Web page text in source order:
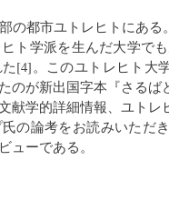
の都市ユトレヒトにある
ト学派を生んだ大学で
[4]。このユトレヒト大
のが新出国字本『さる
献学的詳細情報、ユト
の論考をお読みいただ
ューである。